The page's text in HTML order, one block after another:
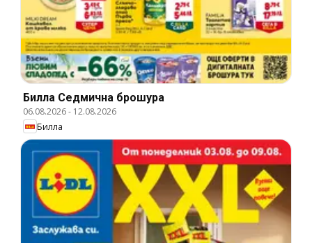
Билла Cедмична брошура
06.08.2026- 12.08.2026
Билла